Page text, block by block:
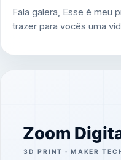
Fala galera, Esse é meu
trazer para vocês uma